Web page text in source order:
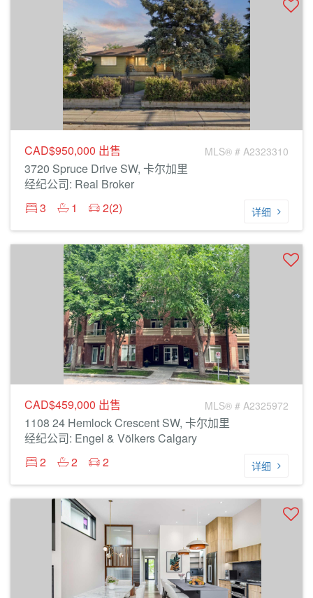
CAD$950,000 出售 MLS® # A2323310
3720 Spruce Drive SW, 卡尔加里
经纪公司: Real Broker
3
1 2(2) 详细
CAD$459,000 出售 MLS® # A2325972
1108 24 Hemlock Crescent SW, 卡尔加里
经纪公司: Engel & Völkers Calgary
2
2 2 详细